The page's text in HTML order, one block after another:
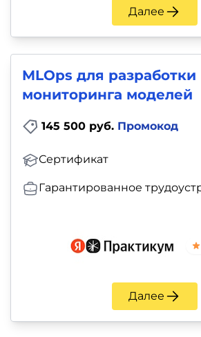
Далее
MLOps для разработки
мониторинга моделей
145 500 руб. Промокод
Сертификат
Гарантированное
Далее